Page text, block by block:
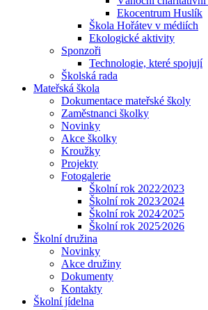
Ekocentrum Huslík
Škola Hořátev v médiích
Ekologické aktivity
Sponzoři
Technologie, které spojují
Školská rada
Mateřská škola
Dokumentace mateřské školy
Zaměstnanci školky
Novinky
Akce školky
Kroužky
Projekty
Fotogalerie
Školní rok 2022⁄2023
Školní rok 2023⁄2024
Školní rok 2024⁄2025
Školní rok 2025⁄2026
Školní družina
Novinky
Akce družiny
Dokumenty
Kontakty
Školní jídelna